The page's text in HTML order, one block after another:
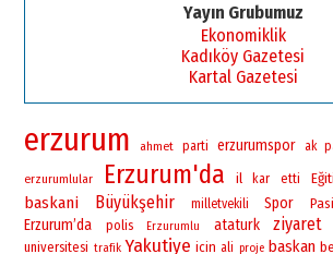
Yayın Grubumuz
Ekonomiklik
Kadıköy Gazetesi
Kartal Gazetesi
erzurum ahmet parti erzurumspor ak
erzurumlular Erzurum'da il kar etti
baskani Büyükşehir milletvekili Spor
Erzurum’da polis Erzurumlu ataturk ziyaret
universitesi trafik Yakutiye icin ali proje baskan